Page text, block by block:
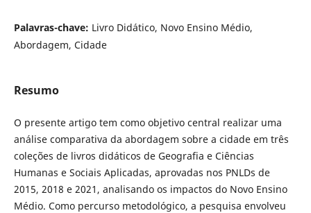
Palavras-chave: Livro Didático, Novo Ensino Médio,
Abordagem, Cidade
Resumo
O presente artigo tem como objetivo central realizar uma
análise comparativa da abordagem sobre a cidade em três
coleções de livros didáticos de Geografia e Ciências
Humanas e Sociais Aplicadas, aprovadas nos PNLDs de
2015, 2018 e 2021, analisando os impactos do Novo Ensino
Médio. Como percurso metodológico, a pesquisa envolveu